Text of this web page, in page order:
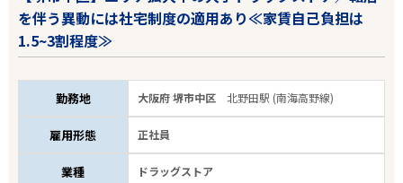
を伴う異動には社宅制度の適用あり≪家賃自己負担は
1.5~3割程度≫
勤務地 大阪府 堺市中区 北野田駅 (南海高野線)
雇用形態 正社員
業種 ドラッグストア